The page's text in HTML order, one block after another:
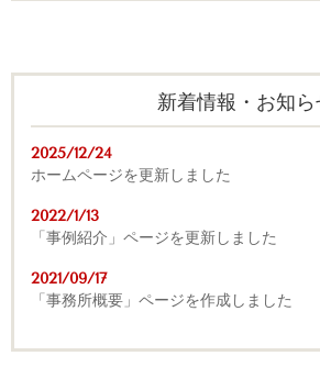
新着情報・お知ら
2025/12/24
ホームページを更新しました
2022/1/13
「事例紹介」ページを更新しました
2021/09/17
「事務所概要」ページを作成しました